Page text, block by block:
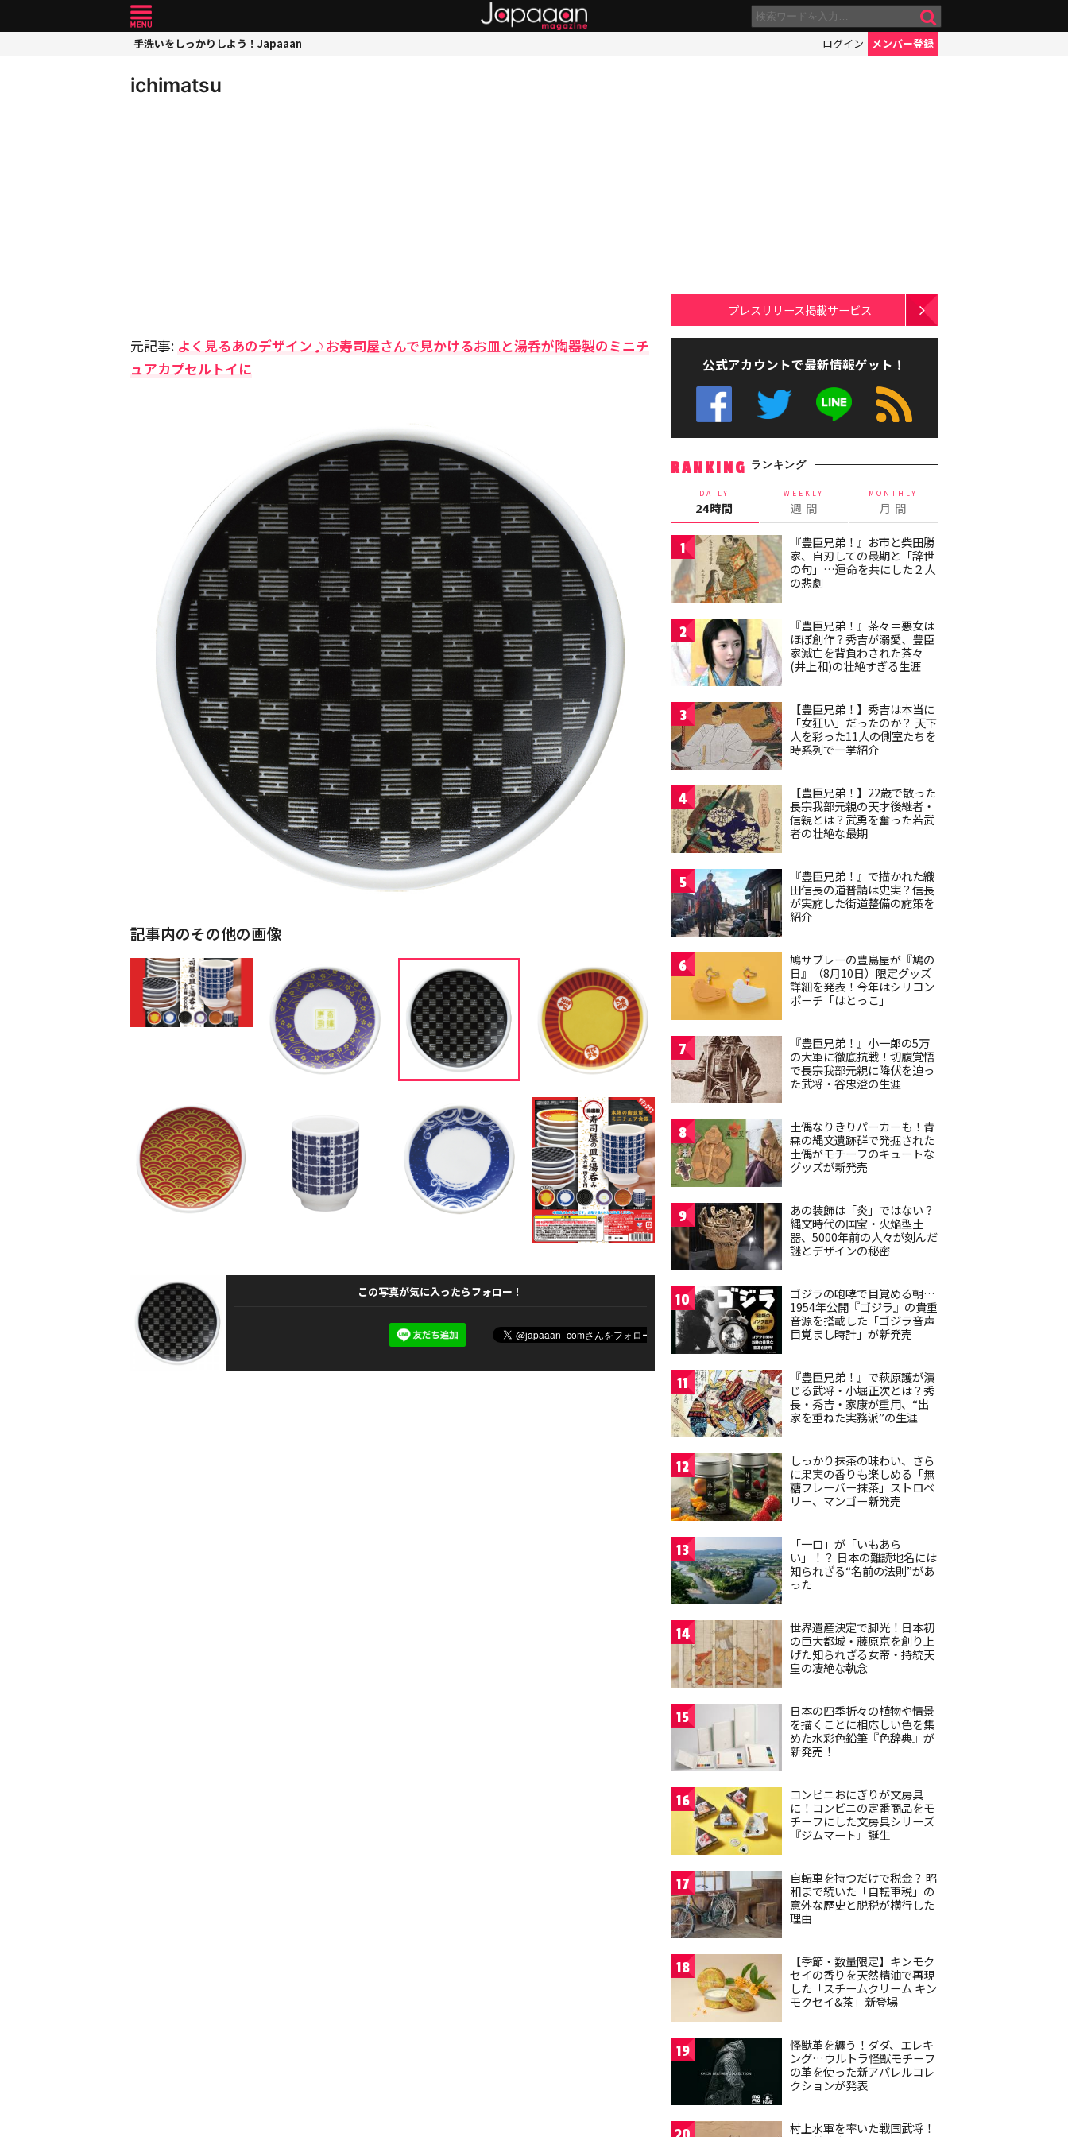
手洗いをしっかりしよう！Japaaan ログイン メンバー登録
ichimatsu
元記事: よく見るあのデザイン♪お寿司屋さんで見かけるお皿と湯呑が陶器製のミニチ
ュアカプセルトイに
記事内のその他の画像
この写真が気に入ったらフォロー！
プレスリリース掲載サービス
公式アカウントで最新情報ゲット！
RANKING ランキング
DAILY
24時間
WEEKLY
週 間
MONTHLY
月 間
1
『豊臣兄弟！』お市と柴田勝
家、自刃しての最期と「辞世
の句」…運命を共にした２人
の悲劇
2
『豊臣兄弟！』茶々＝悪女は
ほぼ創作？秀吉が溺愛、豊臣
家滅亡を背負わされた茶々
(井上和)の壮絶すぎる生涯
3
【豊臣兄弟！】秀吉は本当に
「女狂い」だったのか？ 天下
人を彩った11人の側室たちを
時系列で一挙紹介
4
【豊臣兄弟！】22歳で散った
長宗我部元親の天才後継者・
信親とは？武勇を奮った若武
者の壮絶な最期
5
『豊臣兄弟！』で描かれた織
田信長の道普請は史実？信長
が実施した街道整備の施策を
紹介
6
鳩サブレーの豊島屋が『鳩の
日』（8月10日）限定グッズ
詳細を発表！今年はシリコン
ポーチ「はとっこ」
7
『豊臣兄弟！』小一郎の5万
の大軍に徹底抗戦！切腹覚悟
で長宗我部元親に降伏を迫っ
た武将・谷忠澄の生涯
8
土偶なりきりパーカーも！青
森の縄文遺跡群で発掘された
土偶がモチーフのキュートな
グッズが新発売
9
あの装飾は「炎」ではない？
縄文時代の国宝・火焔型土
器、5000年前の人々が刻んだ
謎とデザインの秘密
10
ゴジラの咆哮で目覚める朝…
1954年公開『ゴジラ』の貴重
音源を搭載した「ゴジラ音声
目覚まし時計」が新発売
11
『豊臣兄弟！』で萩原護が演
じる武将・小堀正次とは？秀
長・秀吉・家康が重用、“出
家を重ねた実務派”の生涯
12
しっかり抹茶の味わい、さら
に果実の香りも楽しめる「無
糖フレーバー抹茶」ストロベ
リー、マンゴー新発売
13
「一口」が「いもあら
い」！？ 日本の難読地名には
知られざる“名前の法則”があ
った
14
世界遺産決定で脚光！日本初
の巨大都城・藤原京を創り上
げた知られざる女帝・持統天
皇の凄絶な執念
15
日本の四季折々の植物や情景
を描くことに相応しい色を集
めた水彩色鉛筆『色辞典』が
新発売！
16
コンビニおにぎりが文房具
に！コンビニの定番商品をモ
チーフにした文房具シリーズ
『ジムマート』誕生
17
自転車を持つだけで税金？ 昭
和まで続いた「自転車税」の
意外な歴史と脱税が横行した
理由
18
【季節・数量限定】キンモク
セイの香りを天然精油で再現
した「スチームクリーム キン
モクセイ&茶」新登場
19
怪獣革を纏う！ダダ、エレキ
ング…ウルトラ怪獣モチーフ
の革を使った新アパレルコレ
クションが発表
村上水軍を率いた戦国武将！